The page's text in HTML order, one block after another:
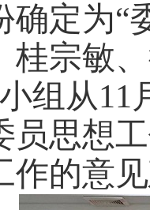
确定为“
桂宗敏
组从11
员思想
作的意